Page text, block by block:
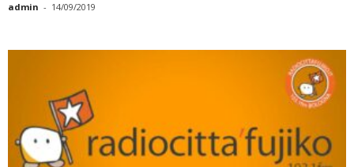
admin - 14/09/2019